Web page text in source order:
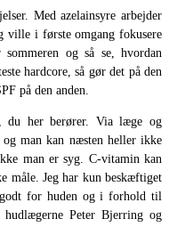
Med azelainsyre arbejder
ville i første omgang fokusere
og så se, hvordan
hardcore, så gør det på den
på den anden.
her berører. Via læge og
man kan næsten heller ikke
man er syg. C-vitamin kan
måle. Jeg har kun beskæftiget
for huden og i forhold til
hudlægerne Peter Bjerring og